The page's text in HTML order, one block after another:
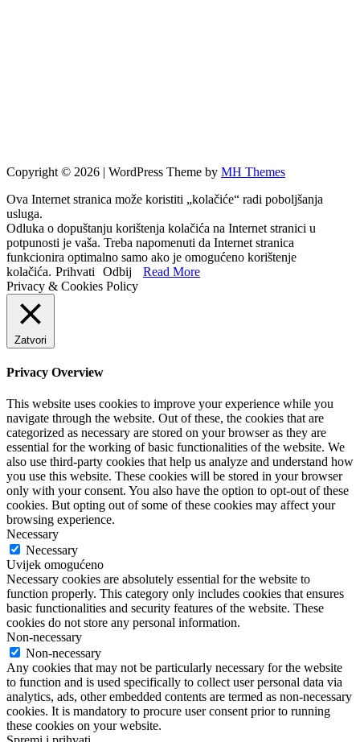
Copyright © 2026 | WordPress Theme by MH Themes
Ova Internet stranica može koristiti „kolačiće“ radi poboljšanja
usluga.
Odluka o dopuštanju korištenja kolačića na Internet stranici u
potpunosti je vaša. Treba napomenuti da Internet stranica
funkcionira optimalno samo ako je omogućeno korištenje
kolačića. Prihvati Odbij
Read More
Privacy & Cookies Policy
Zatvori
Privacy Overview
This website uses cookies to improve your experience while you
navigate through the website. Out of these, the cookies that are
categorized as necessary are stored on your browser as they are
essential for the working of basic functionalities of the website. We
also use third-party cookies that help us analyze and understand how
you use this website. These cookies will be stored in your browser
only with your consent. You also have the option to opt-out of these
cookies. But opting out of some of these cookies may affect your
browsing experience.
Necessary
Necessary
Uvijek omogućeno
Necessary cookies are absolutely essential for the website to
function properly. This category only includes cookies that ensures
basic functionalities and security features of the website. These
cookies do not store any personal information.
Non-necessary
Non-necessary
Any cookies that may not be particularly necessary for the website
to function and is used specifically to collect user personal data via
analytics, ads, other embedded contents are termed as non-necessary
cookies. It is mandatory to procure user consent prior to running
these cookies on your website.